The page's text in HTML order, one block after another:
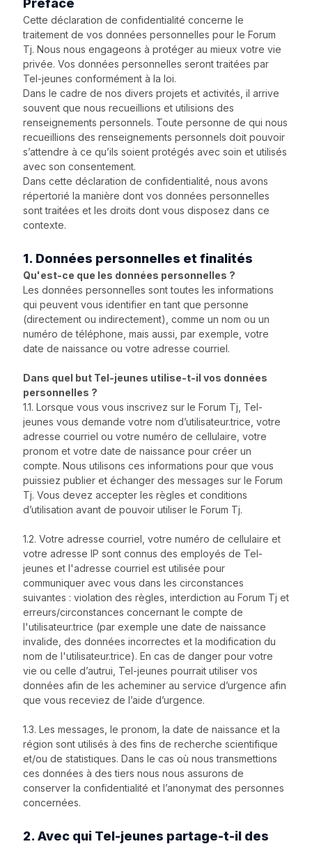
Préface
Cette déclaration de confidentialité concerne le
traitement de vos données personnelles pour le Forum
Tj. Nous nous engageons à protéger au mieux votre vie
privée. Vos données personnelles seront traitées par
Tel-jeunes conformément à la loi.
Dans le cadre de nos divers projets et activités, il arrive
souvent que nous recueillions et utilisions des
renseignements personnels. Toute personne de qui nous
recueillions des renseignements personnels doit pouvoir
s’attendre à ce qu’ils soient protégés avec soin et utilisés
avec son consentement.
Dans cette déclaration de confidentialité, nous avons
répertorié la manière dont vos données personnelles
sont traitées et les droits dont vous disposez dans ce
contexte.
1. Données personnelles et finalités
Qu'est-ce que les données personnelles ?
Les données personnelles sont toutes les informations
qui peuvent vous identifier en tant que personne
(directement ou indirectement), comme un nom ou un
numéro de téléphone, mais aussi, par exemple, votre
date de naissance ou votre adresse courriel.
Dans quel but Tel-jeunes utilise-t-il vos données
personnelles ?
1.1. Lorsque vous vous inscrivez sur le Forum Tj, Tel-
jeunes vous demande votre nom d’utilisateur.trice, votre
adresse courriel ou votre numéro de cellulaire, votre
pronom et votre date de naissance pour créer un
compte. Nous utilisons ces informations pour que vous
puissiez publier et échanger des messages sur le Forum
Tj. Vous devez accepter les règles et conditions
d’utilisation avant de pouvoir utiliser le Forum Tj.
1.2. Votre adresse courriel, votre numéro de cellulaire et
votre adresse IP sont connus des employés de Tel-
jeunes et l'adresse courriel est utilisée pour
communiquer avec vous dans les circonstances
suivantes : violation des règles, interdiction au Forum Tj et
erreurs/circonstances concernant le compte de
l'utilisateur.trice (par exemple une date de naissance
invalide, des données incorrectes et la modification du
nom de l'utilisateur.trice). En cas de danger pour votre
vie ou celle d’autrui, Tel-jeunes pourrait utiliser vos
données afin de les acheminer au service d’urgence afin
que vous receviez de l’aide d’urgence.
1.3. Les messages, le pronom, la date de naissance et la
région sont utilisés à des fins de recherche scientifique
et/ou de statistiques. Dans le cas où nous transmettions
ces données à des tiers nous nous assurons de
conserver la confidentialité et l’anonymat des personnes
concernées.
2. Avec qui Tel-jeunes partage-t-il des